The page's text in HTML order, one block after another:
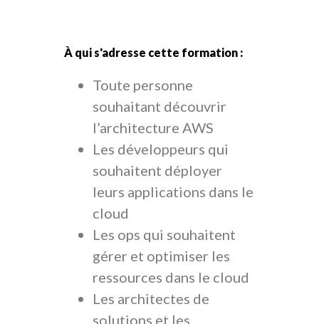
À qui s'adresse cette formation :
Toute personne
souhaitant découvrir
l’architecture AWS
Les développeurs qui
souhaitent déployer
leurs applications dans le
cloud
Les ops qui souhaitent
gérer et optimiser les
ressources dans le cloud
Les architectes de
solutions et les